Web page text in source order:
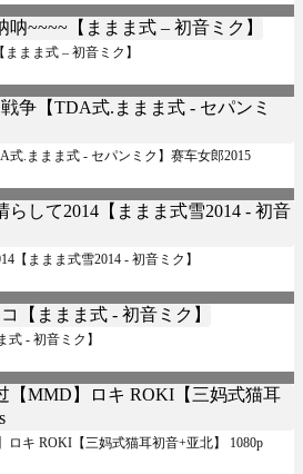
まま式 – 初音ミク】
式.ままま式 - セパンミク】赛车女郎2015
【ままま式雪2014 - 初音ミク】
式 - 初音ミク】
キ ROKI【三妈式猫耳初音+亚北】 1080p